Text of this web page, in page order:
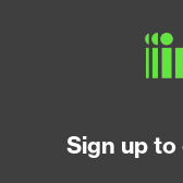
Sign up